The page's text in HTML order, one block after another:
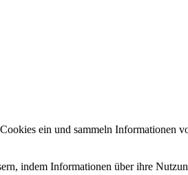
ein und sammeln
indem Informationen über ihre